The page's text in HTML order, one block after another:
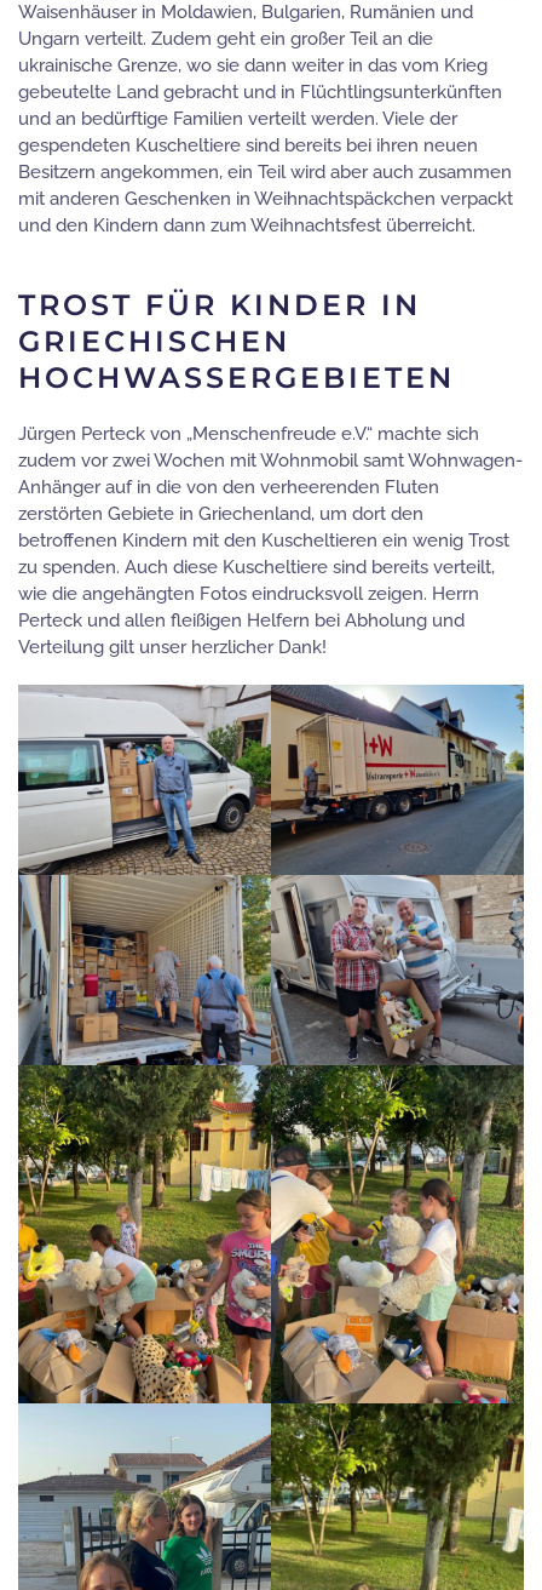
Waisenhäuser in Moldawien, Bulgarien, Rumänien und
Ungarn verteilt. Zudem geht ein großer Teil an die
ukrainische Grenze, wo sie dann weiter in das vom Krieg
gebeutelte Land gebracht und in Flüchtlingsunterkünften
und an bedürftige Familien verteilt werden. Viele der
gespendeten Kuscheltiere sind bereits bei ihren neuen
Besitzern angekommen, ein Teil wird aber auch zusammen
mit anderen Geschenken in Weihnachtspäckchen verpackt
und den Kindern dann zum Weihnachtsfest überreicht.
TROST FÜR KINDER IN
GRIECHISCHEN
HOCHWASSERGEBIETEN
Jürgen Perteck von „Menschenfreude e.V.“ machte sich
zudem vor zwei Wochen mit Wohnmobil samt Wohnwagen-
Anhänger auf in die von den verheerenden Fluten
zerstörten Gebiete in Griechenland, um dort den
betroffenen Kindern mit den Kuscheltieren ein wenig Trost
zu spenden. Auch diese Kuscheltiere sind bereits verteilt,
wie die angehängten Fotos eindrucksvoll zeigen. Herrn
Perteck und allen fleißigen Helfern bei Abholung und
Verteilung gilt unser herzlicher Dank!